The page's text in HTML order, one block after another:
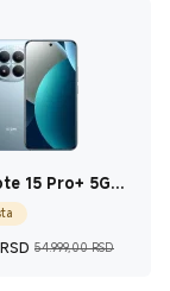
15 Pro+ 5G
12GB+512GB
RSD Current Price
54.999,00 RSD